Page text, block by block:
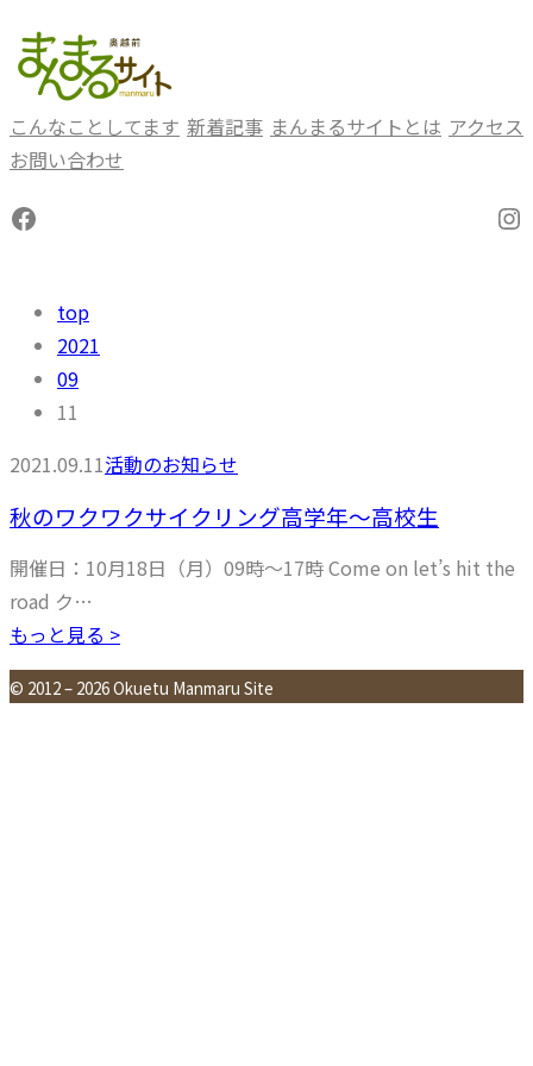
容
ス
キ
プ
こんなことしてます 新着記事 まんまるサイトとは アクセス
お問い合わせ
Facebook
top
2021
09
11
2021.09.11活動のお知らせ
秋のワクワクサイクリング高学年～高校生
開催日：10月18日（月）09時～17時 Come on let’s hit the
road ク…
もっと見る >
© 2012 – 2026 Okuetu Manmaru Site